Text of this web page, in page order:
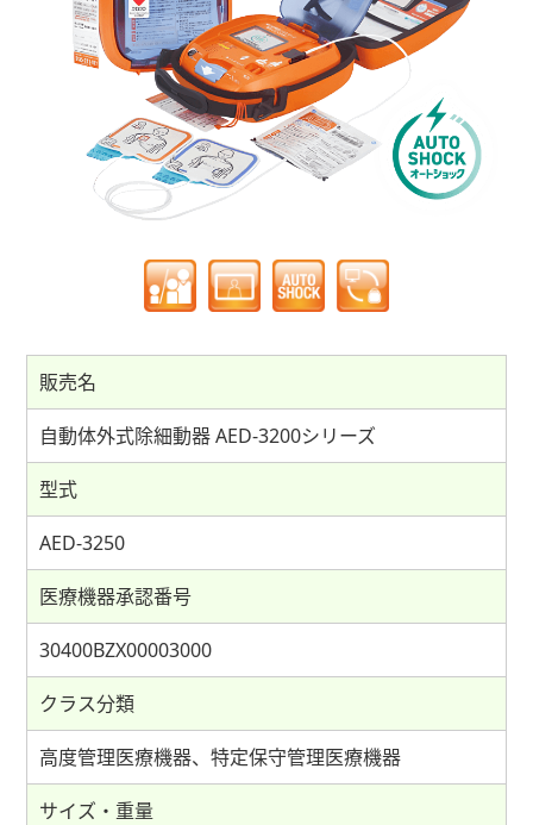
販売名
自動体外式除細動器 AED-3200シリーズ
型式
AED-3250
医療機器承認番号
30400BZX00003000
クラス分類
高度管理医療機器、特定保守管理医療機器
サイズ・重量